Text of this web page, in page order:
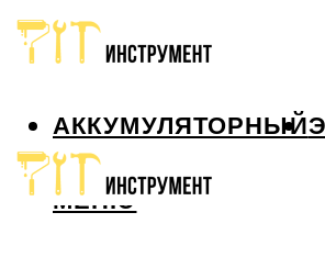
АККУМУЛЯТОРНЫЙ
МЕНЮ